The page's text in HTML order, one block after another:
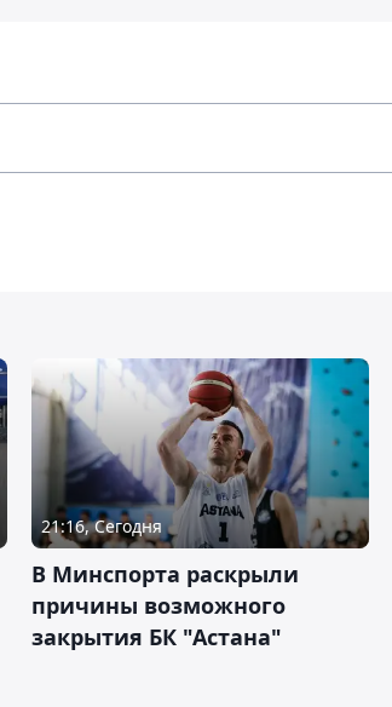
21:16, Сегодня
В Минспорта раскрыли
причины возможного
закрытия БК "Астана"